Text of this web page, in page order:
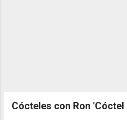
Cócteles con Ron 'Cóctel